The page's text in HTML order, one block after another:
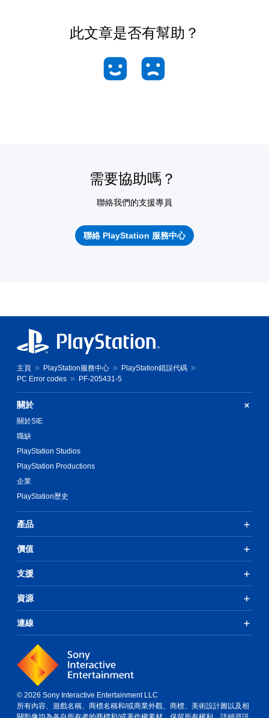
此文章是否有幫助？
需要協助嗎？
聯絡我們的支援專員
聯絡 PlayStation 服務中心
主頁 PlayStation服務中心
PlayStation錯誤代碼
PC Error codes
PF-205431-5
關於
關於SIE
職缺
PlayStation Studios
PlayStation Productions
企業
PlayStation歷史
產品
價值
支援
資源
連線
© 2026 Sony Interactive Entertainment LLC
所有內容、遊戲名稱、商標名稱和/或商業外觀、商標、美術設計圖以及相